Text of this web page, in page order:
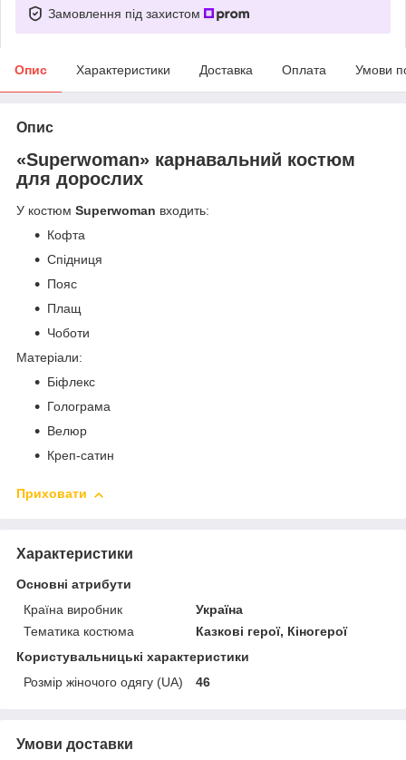
Замовлення під захистом
Опис Характеристики Доставка Оплата Умови
Опис
«Superwoman» карнавальний костюм
для дорослих
У костюм Superwoman входить:
Кофта
Спідниця
Пояс
Плащ
Чоботи
Матеріали:
Біфлекс
Голограма
Велюр
Креп-сатин
Приховати
Характеристики
Основні атрибути
Країна виробник
Україна
Тематика костюма
Казкові герої, Кіногерої
Користувальницькі характеристики
Розмір жіночого одягу (UA)
46
Умови доставки